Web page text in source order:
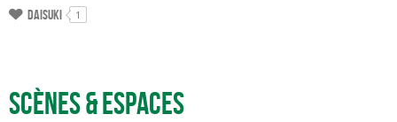
Daisuki 1
Scènes & espaces